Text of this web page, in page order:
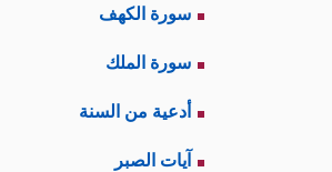
أَوۡ مِثۡلِهَاۤ﴾
تنسخ السابقة لحكمة يقتَضِيها
سورة الكهف
سورة الملك
أدعية من السنة
آيات الصبر